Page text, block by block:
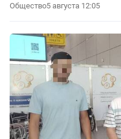
Общество5 августа 12:05